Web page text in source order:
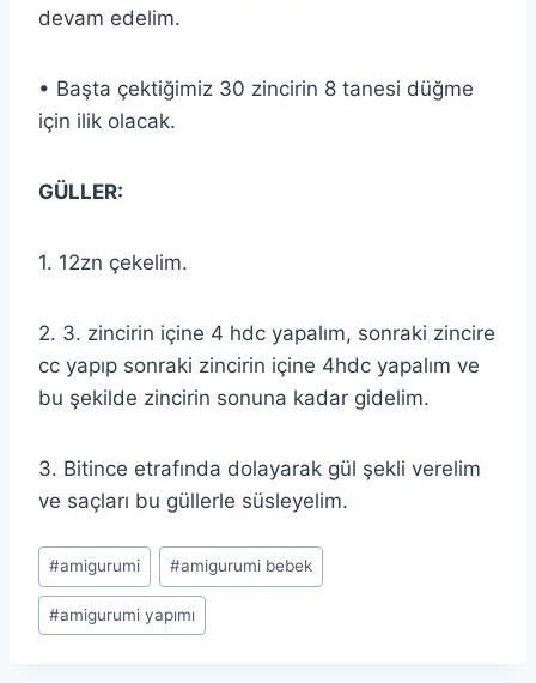
devam edelim.
• Başta çektiğimiz 30 zincirin 8 tanesi düğme
için ilik olacak.
GÜLLER:
1. 12zn çekelim.
2. 3. zincirin içine 4 hdc yapalım, sonraki zincire
cc yapıp sonraki zincirin içine 4hdc yapalım ve
bu şekilde zincirin sonuna kadar gidelim.
3. Bitince etrafında dolayarak gül şekli verelim
ve saçları bu güllerle süsleyelim.
Post
Tags:
#amigurumi #amigurumi bebek
#amigurumi yapımı